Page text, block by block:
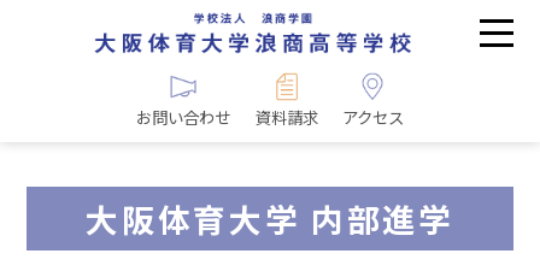
お問い合わせ 資料請求 アクセス
大阪体育大学 内部進学